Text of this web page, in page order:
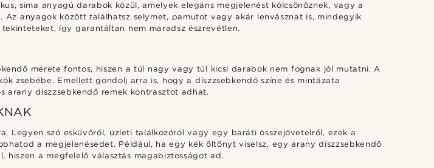
sima anyagú darabok közül, amelyek elegáns megjelenést kölcsönöznek, vagy a
Az anyagok között találhatsz selymet, pamutot vagy akár lenvásznat is, mindegyik
így garantáltan nem maradsz észrevétlen.
mérete fontos, hiszen a túl nagy vagy túl kicsi darabok nem fognak jól mutatni. A
zsebébe. Emellett gondolj arra is, hogy a díszzsebkendő színe és mintázata
arany díszzsebkendő remek kontrasztot adhat.
Legyen szó esküvőről, üzleti találkozóról vagy egy baráti összejövetelről, ezek a
a megjelenésedet. Például, ha egy kék öltönyt viselsz, egy arany díszzsebkendő
hiszen a megfelelő választás magabiztosságot ad.